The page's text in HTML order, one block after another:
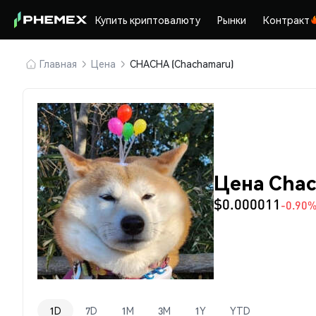
Купить криптовалюту Рынки Контракт
Главная Цена CHACHA (Chachamaru)
Цена
$0.000011-0.90%
1D 7D 1M 3M 1Y YTD